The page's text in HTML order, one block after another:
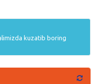
kuzatib boring